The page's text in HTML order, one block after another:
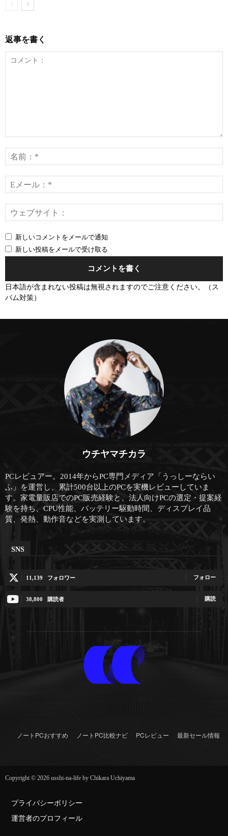
返事を書く
ン
ト：
*
*
新しいコメントをメールで通知
新しい投稿をメールで受け取る
日本語が含まれない投稿は無視されますのでご注意ください。（ス
パム対策）
ウチヤマチカラ
PCレビュアー。2014年からPC専門メディア「うっしーならい
ふ」を運営し、累計500台以上のPCを実機レビューしていま
す。家電量販店でのPC販売経験と、法人向けPCの選定・提案経
験を持ち、CPU性能、バッテリー駆動時間、ディスプレイ品
質、発熱、動作音などを実測しています。
SNS
11,139 フォロワー フォロー
38,800 購読者 購読
ノートPCおすすめ ノートPC比較ナビ PCレビュー 最新セール情報
Copyright © 2026 usshi-na-life by Chikara Uchiyama
プライバシーポリシー
運営者のプロフィール